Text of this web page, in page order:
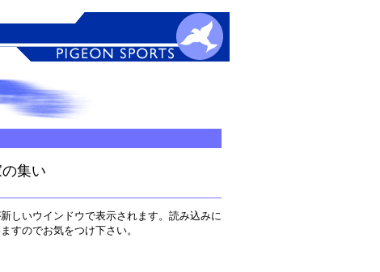
集い
しいウインドウで表示されます。読み込みに
すのでお気をつけ下さい。